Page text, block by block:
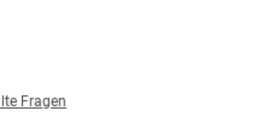
Fragen